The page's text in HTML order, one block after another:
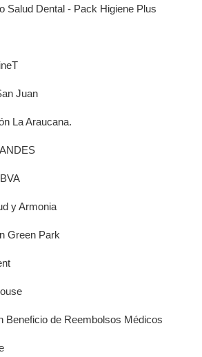
Salud Dental - Pack Higiene Plus
Juan
La Araucana.
y Armonia
Green Park
Beneficio de Reembolsos Médicos